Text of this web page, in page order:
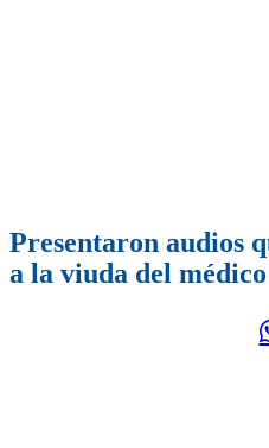
Presentaron audios
a la viuda del médico